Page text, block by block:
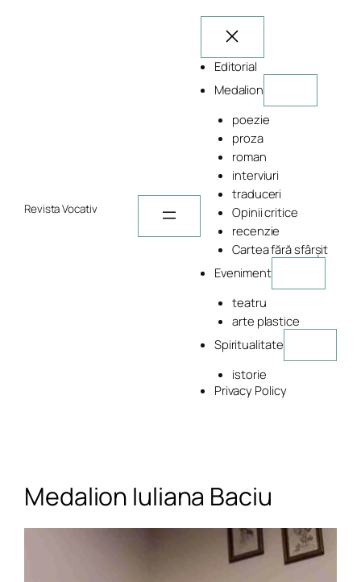
Revista Vocativ
Editorial
Medalion
poezie
proza
roman
interviuri
traduceri
Opinii critice
recenzie
Cartea fără sfârșit
Eveniment
teatru
arte plastice
Spiritualitate
istorie
Privacy Policy
Medalion Iuliana Baciu